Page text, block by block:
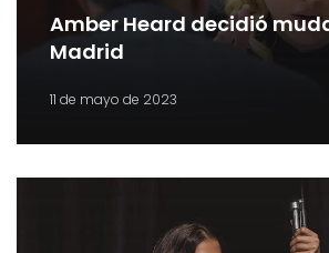
Amber Heard decidió
Madrid
11 de mayo de 2023